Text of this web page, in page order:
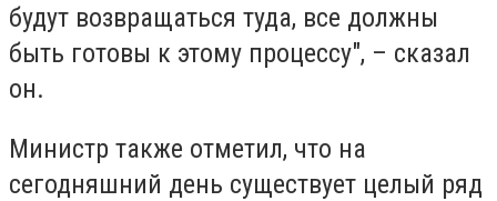
будут возвращаться туда, все должны
быть готовы к этому процессу", – сказал
он.
Министр также отметил, что на
сегодняшний день существует целый ряд